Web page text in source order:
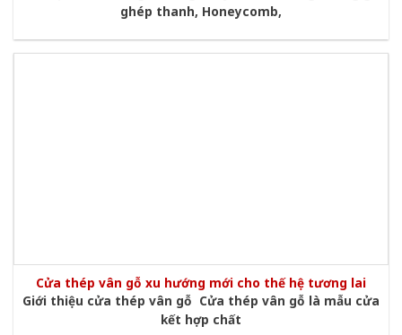
ghép thanh, Honeycomb,
Cửa thép vân gỗ xu hướng mới cho thế hệ tương lai
Giới thiệu cửa thép vân gỗ Cửa thép vân gỗ là mẫu cửa
kết hợp chất